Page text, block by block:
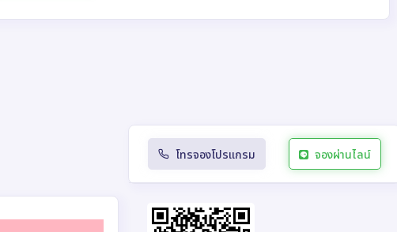
โทรจองโปรแกรม จองผ่านไลน์